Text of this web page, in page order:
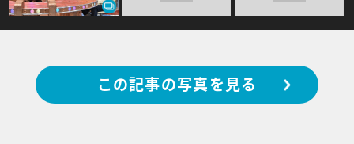
この記事の写真を見る